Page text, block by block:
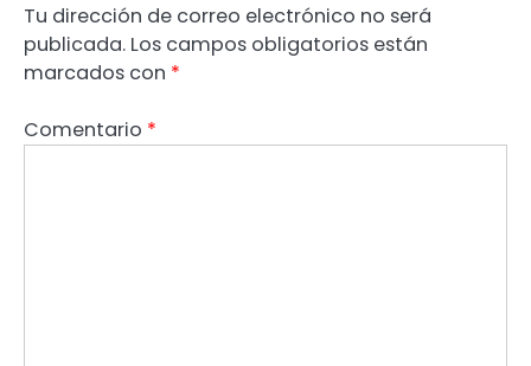
Tu dirección de correo electrónico no será
publicada. Los campos obligatorios están
marcados con *
Comentario *